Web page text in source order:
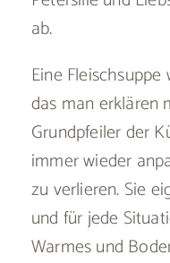
ab.
Eine
das man erklären
Grundpfeiler der
immer wieder
zu verlieren. Sie
und für jede
Warmes und